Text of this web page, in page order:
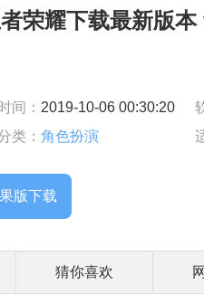
荣耀下载最新版本
间： 2019-10-06 00:30:20
类： 角色扮演
版下载
猜你喜欢